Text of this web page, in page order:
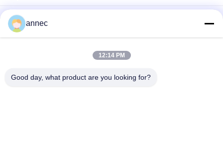
Massendichte 3,3-3,8 gcm3 Hochaluminiumfeuerfeste Ziegel
SK36 Öfen Ideal für Wärmedämmung und langlebige
hitzebeständige Strukturen
Druckfestigkeit im kalten Zustand ≥120 MPa, Alumina-Chrom-
Zr-Stein, Rohdichte 3,3 bis 3,8 g/cm³, Ziegel für industrielle
annec
12:14 PM
Good day, what product are you looking for?